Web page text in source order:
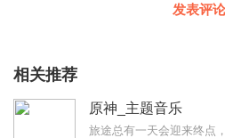
发表评论
相关推荐
原神_主题音乐